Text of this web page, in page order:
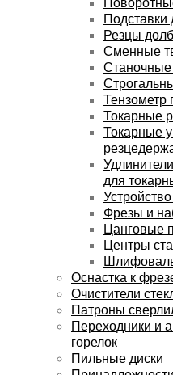
Подставки
Резцы
Сменные
Станочные
Тензометр
Токарные
Токарные
для
Фрезы и
Цанговые
Центры
Оснастка к
Очистители
Патроны
Переходники и
горелок
Пильные диски